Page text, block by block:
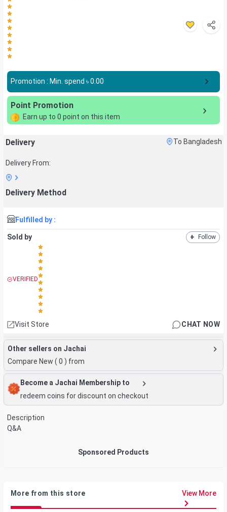
Promotion : Min. spend ৳0.00
Point Promotion
Earn up to 0 point on this item
Delivery To Bangladesh
Delivery From:
Delivery Method
Fulfilled by :
Sold by + Follow
VERIFIED
Visit Store CHAT NOW
Other sellers on Jachai
Compare New ( 0 ) from
Become a Jachai Membership to
redeem coins for discount on checkout
Description
Q&A
Sponsored Products
More from this store View More